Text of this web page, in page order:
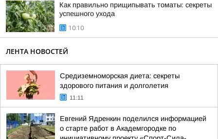
Как правильно прищипывать томаты: секреты
успешного ухода
10:10
ЛЕНТА НОВОСТЕЙ
Средиземноморская диета: секреты
здорового питания и долголетия
11:11
Евгений Ядренкин поделился информацией
о старте работ в Академгородке по